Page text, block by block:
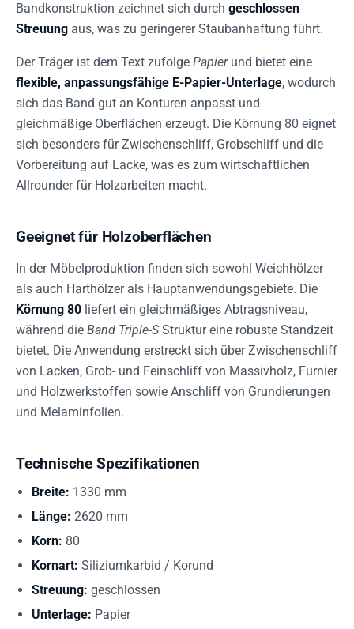
Bandkonstruktion zeichnet sich durch geschlossen
Streuung aus, was zu geringerer Staubanhaftung führt.
Der Träger ist dem Text zufolge Papierund bietet eine
flexible, anpassungsfähige E-Papier-Unterlage, wodurch
sich das Band gut an Konturen anpasst und
gleichmäßige Oberflächen erzeugt. Die Körnung 80 eignet
sich besonders für Zwischenschliff, Grobschliff und die
Vorbereitung auf Lacke, was es zum wirtschaftlichen
Allrounder für Holzarbeiten macht.
Geeignet für Holzoberflächen
In der Möbelproduktion finden sich sowohl Weichhölzer
als auch Harthölzer als Hauptanwendungsgebiete. Die
Körnung 80 liefert ein gleichmäßiges Abtragsniveau,
während die Band Triple-SStruktur eine robuste Standzeit
bietet. Die Anwendung erstreckt sich über Zwischenschliff
von Lacken, Grob- und Feinschliff von Massivholz, Furnier
und Holzwerkstoffen sowie Anschliff von Grundierungen
und Melaminfolien.
Technische Spezifikationen
Breite: 1330 mm
Länge: 2620 mm
Korn: 80
Kornart: Siliziumkarbid / Korund
Streuung: geschlossen
Unterlage: Papier